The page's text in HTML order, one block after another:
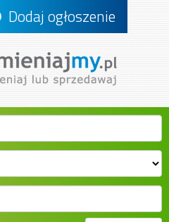
Dodaj ogłoszenie